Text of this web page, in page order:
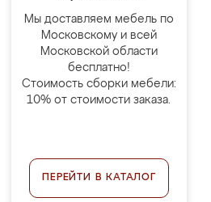
Мы доставляем мебель по
Московскому и всей
Московской области
бесплатно!
Стоимость сборки мебели:
10% от стоимости заказа.
ПЕРЕЙТИ В КАТАЛОГ